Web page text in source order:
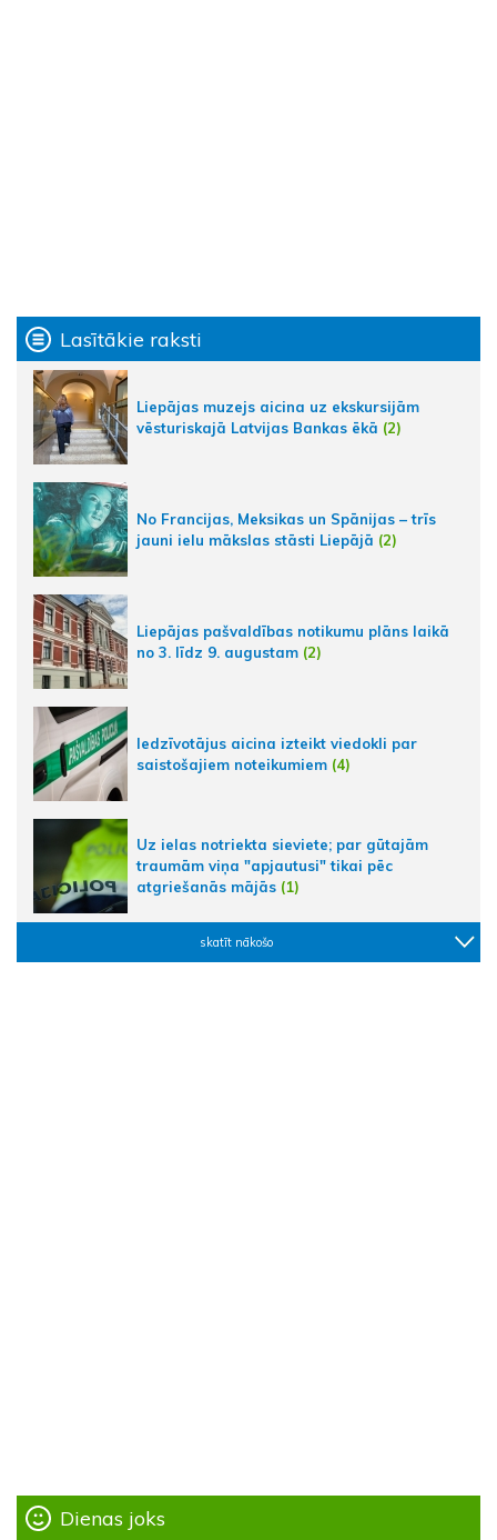
Lasītākie raksti
Liepājas muzejs aicina uz ekskursijām
vēsturiskajā Latvijas Bankas ēkā (2)
No Francijas, Meksikas un Spānijas – trīs
jauni ielu mākslas stāsti Liepājā (2)
Liepājas pašvaldības notikumu plāns laikā
no 3. līdz 9. augustam (2)
Iedzīvotājus aicina izteikt viedokli par
saistošajiem noteikumiem (4)
Uz ielas notriekta sieviete; par gūtajām
traumām viņa "apjautusi" tikai pēc
atgriešanās mājās (1)
skatīt nākošo
Dienas joks